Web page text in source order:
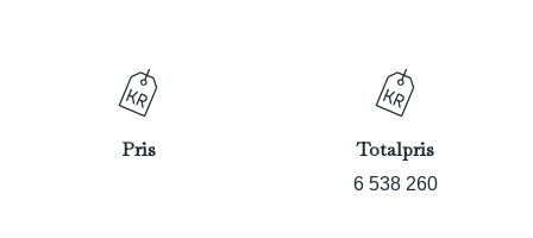
Pris Totalpris
6 538 260